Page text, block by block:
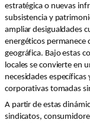
estratégica o nuevas
subsistencia y
ampliar desigualdades
energéticos permanece
geográfica. Bajo estas
locales se convierte en
necesidades
corporativas tomadas
A partir de estas
sindicatos,